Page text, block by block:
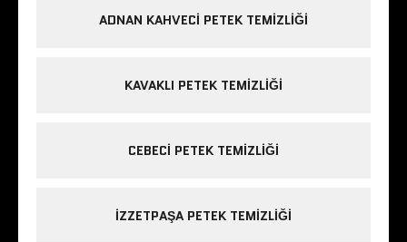
ADNAN KAHVECI PETEK TEMIZLIĞI
KAVAKLI PETEK TEMIZLIĞI
CEBECI PETEK TEMIZLIĞI
IZZETPAŞA PETEK TEMIZLIĞI